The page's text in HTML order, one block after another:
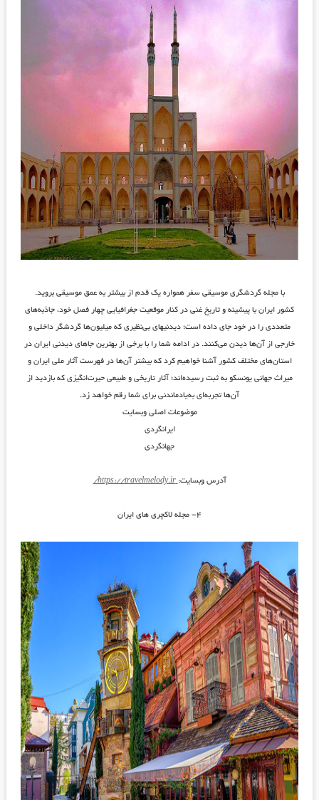
با مجله گردشگری موسیقی سفر همواره یک قدم از بیشتر به عمق موسیقی بروید.
کشور ایران با پیشینه و تاریخ غنی در کنار موقعیت جغرافیایی چهار فصل خود، جاذبه‌های
متعددی را در خود جای داده است؛ دیدنیهای بی‌نظیری که میلیون‌ها گردشگر داخلی و
خارجی از آن‌ها دیدن می‌کنند. در ادامه شما را با برخی از بهترین جاهای دیدنی ایران در
استان‌های مختلف کشور آشنا خواهیم کرد که بیشتر آن‌ها در فهرست آثار ملی ایران و
میراث جهانی یونسکو به ثبت رسیده‌اند؛ آثار تاریخی و طبیعی حیرت‌انگیزی که بازدید از
آن‌ها تجربه‌ای به‌یادماندنی برای شما رقم خواهد زد.
موضوعات اصلی وبسایت
ایرانگردی
جهانگردی
آدرس وبسایت: https://travelmelody.ir/
۴- مجله لاکچری های ایران